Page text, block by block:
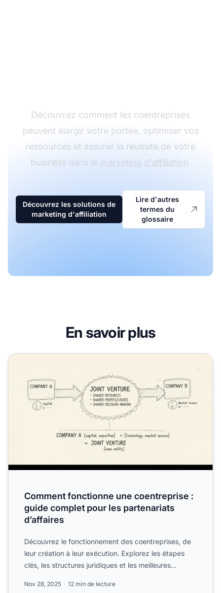
Découvrez comment les coentreprises
peuvent élargir votre portée, optimiser vos
ressources et assurer la réussite de votre
business dans le marketing d'affiliation.
Découvrez les solutions de
marketing d'affiliation
Lire d'autres
termes du
glossaire
En savoir plus
Comment fonctionne une coentreprise : guide complet
Comment fonctionne une coentreprise :
guide complet pour les partenariats
d’affaires
Découvrez le fonctionnement des coentreprises, de
leur création à leur exécution. Explorez les étapes
clés, les structures juridiques et les meilleures
Nov 28, 2025 12 min de lecture